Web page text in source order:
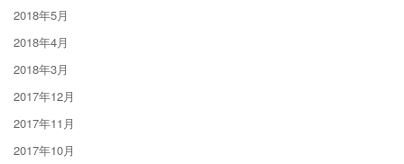
2018年5月
2018年4月
2018年3月
2017年12月
2017年11月
2017年10月